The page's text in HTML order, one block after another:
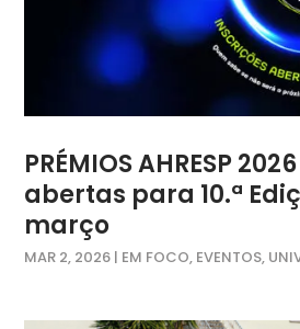
PRÉMIOS AHRESP
abertas para 10.ª
março
MAR 2, 2026 | EM FOCO, EVENTOS,